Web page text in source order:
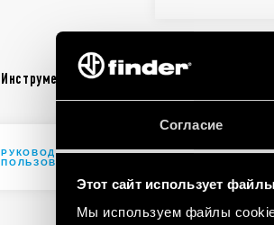
Согласие
Этот сайт использует
Мы используем файлы
Инструменты Руководство пользователя
РУКОВОДСТВО
ПОЛЬЗОВАТЕЛЯ TOOLBOX